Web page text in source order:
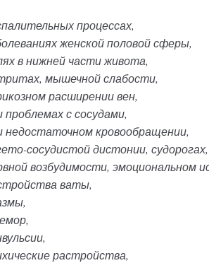
процессах,
женской половой сферы,
в нижней части живота,
мышечной слабости,
расширении вен,
проблемах с сосудами,
недостаточном кровообращении,
сосудистой дистонии,
возбудимости, эмоциональном
ваты,
растройства,